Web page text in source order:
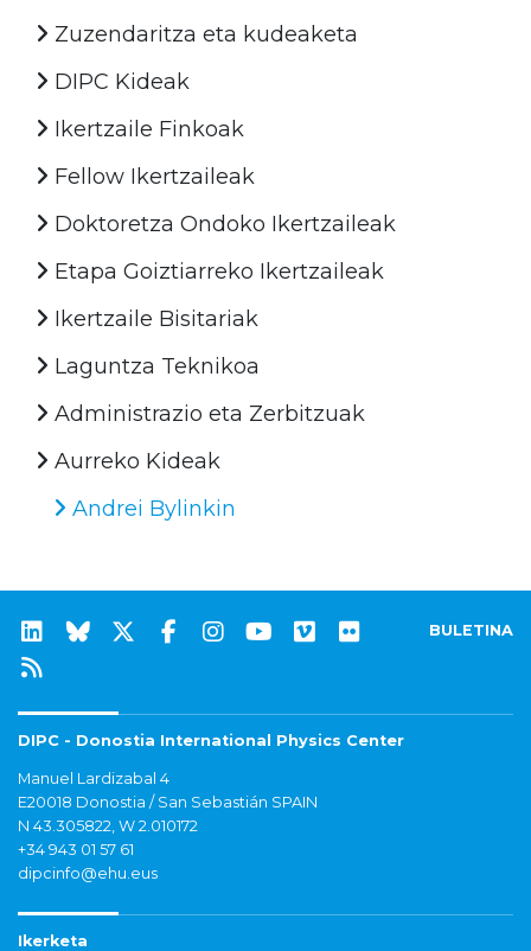
Zuzendaritza eta kudeaketa
DIPC Kideak
Ikertzaile Finkoak
Fellow Ikertzaileak
Doktoretza Ondoko Ikertzaileak
Etapa Goiztiarreko Ikertzaileak
Ikertzaile Bisitariak
Laguntza Teknikoa
Administrazio eta Zerbitzuak
Aurreko Kideak
Andrei Bylinkin
BULETINA
DIPC - Donostia International Physics Center
Manuel Lardizabal 4
E20018 Donostia / San Sebastián SPAIN
N 43.305822, W 2.010172
+34 943 01 57 61
dipcinfo@ehu.eus
Ikerketa